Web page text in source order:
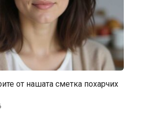
от нашата сметка похарчих